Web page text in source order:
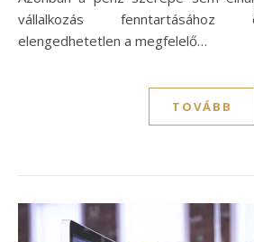
vállalkozás fenntartásához
elengedhetetlen a megfelelő…
TOVÁBB